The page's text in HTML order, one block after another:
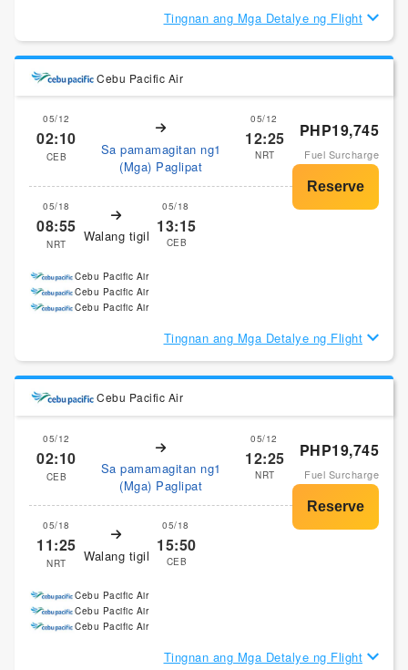
Tingnan ang Mga Detalye ng Flight
Cebu Pacific Air
05/12
02:10
CEB
Sa pamamagitan ng1
(Mga) Paglipat
05/12
12:25
NRT
05/18
08:55
NRT Walang tigil
05/18
13:15
CEB
PHP19,745
Fuel Surcharge
Cebu Pacific Air
Cebu Pacific Air
Cebu Pacific Air
Tingnan ang Mga Detalye ng Flight
Cebu Pacific Air
05/12
02:10
CEB
Sa pamamagitan ng1
(Mga) Paglipat
05/12
12:25
NRT
05/18
11:25
NRT Walang tigil
05/18
15:50
CEB
PHP19,745
Fuel Surcharge
Cebu Pacific Air
Cebu Pacific Air
Cebu Pacific Air
Tingnan ang Mga Detalye ng Flight